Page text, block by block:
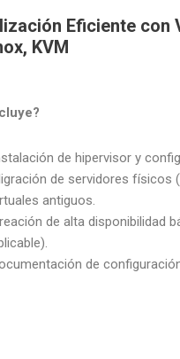
Eficiente con
KVM
de hipervisor y
de servidores físicos
antiguos.
de alta disponibilidad
de